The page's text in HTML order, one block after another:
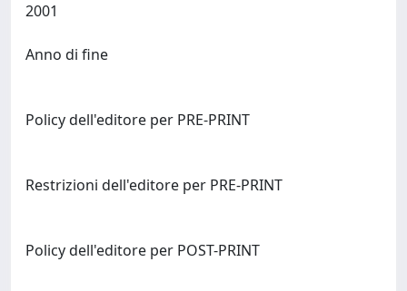
Anno di fine
Policy dell'editore per PRE-PRINT
Restrizioni dell'editore per PRE-PRINT
Policy dell'editore per POST-PRINT